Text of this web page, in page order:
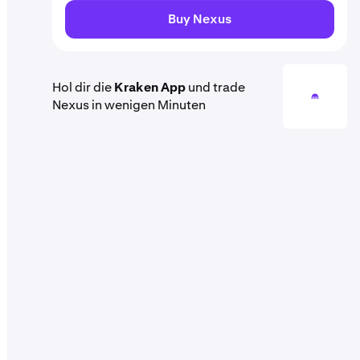
Buy Nexus
Hol dir dieKraken Appund trade
Nexus in wenigen Minuten